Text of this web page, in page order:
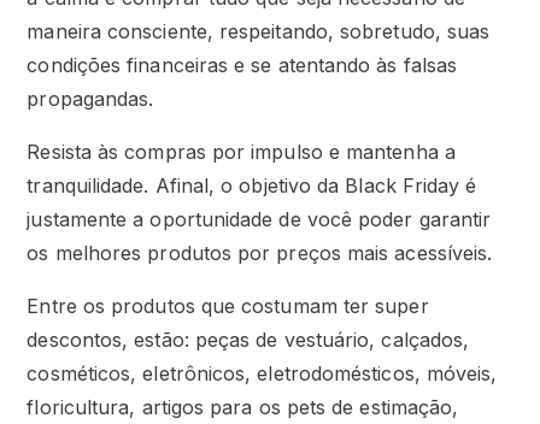
maneira consciente, respeitando, sobretudo, suas
condições financeiras e se atentando às falsas
propagandas.
Resista às compras por impulso e mantenha a
tranquilidade. Afinal, o objetivo da Black Friday é
justamente a oportunidade de você poder garantir
os melhores produtos por preços mais acessíveis.
Entre os produtos que costumam ter super
descontos, estão: peças de vestuário, calçados,
cosméticos, eletrônicos, eletrodomésticos, móveis,
floricultura, artigos para os pets de estimação,